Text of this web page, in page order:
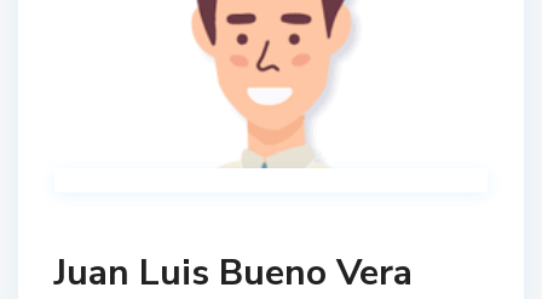
Juan Luis Bueno Vera